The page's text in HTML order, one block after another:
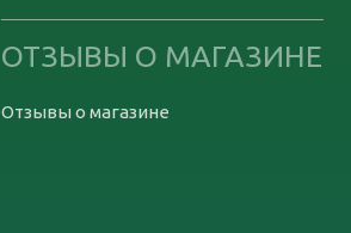
ОТЗЫВЫ О МАГАЗИНЕ
Отзывы о магазине